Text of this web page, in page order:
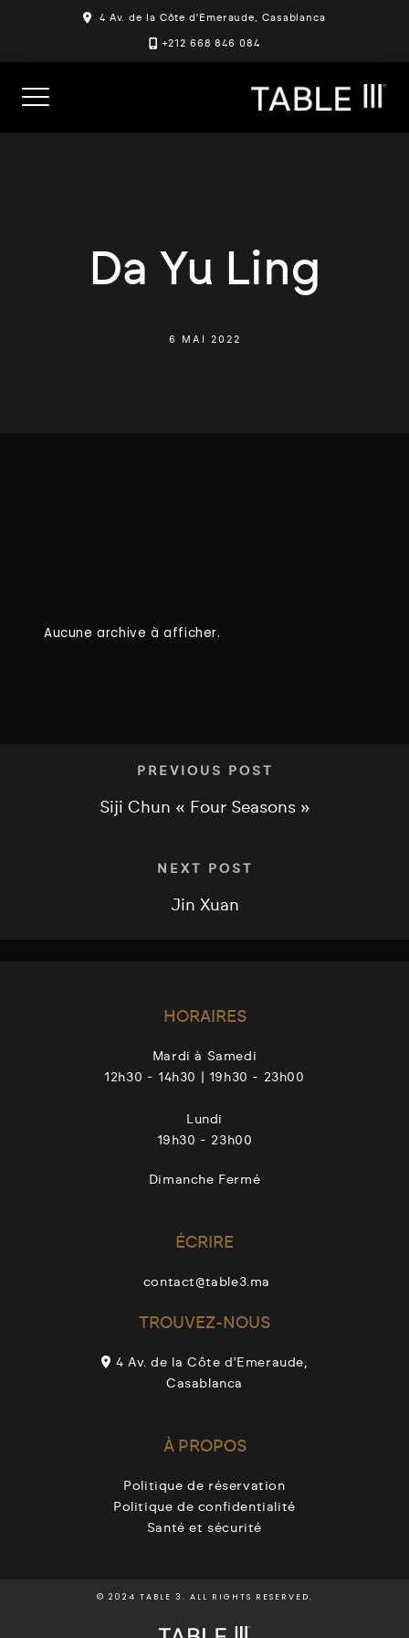
4 Av. de la Côte d'Emeraude, Casablanca
+212 668 846 084
Da Yu Ling
6 MAI 2022
Aucune archive à afficher.
PREVIOUS POST
Siji Chun « Four Seasons »
NEXT POST
Jin Xuan
HORAIRES
Mardi à Samedi
12h30 - 14h30 | 19h30 - 23h00
Lundi
19h30 - 23h00
Dimanche Fermé
ÉCRIRE
contact@table3.ma
TROUVEZ-NOUS
4 Av. de la Côte d'Emeraude,
Casablanca
À PROPOS
Politique de réservation
Politique de confidentialité
Santé et sécurité
© 2024 TABLE 3. ALL RIGHTS RESERVED.